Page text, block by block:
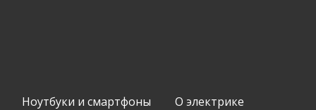
Ноутбуки и смартфоны О электрике